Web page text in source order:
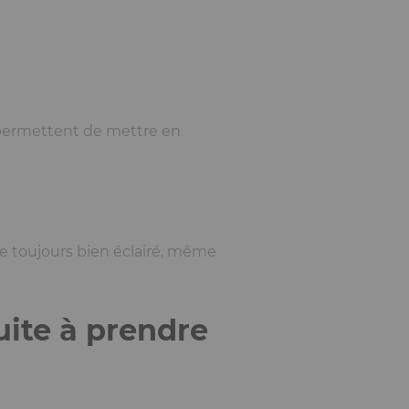
de mettre en
toujours bien éclairé, même
à prendre